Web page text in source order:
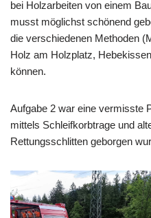
bei Holzarbeiten von einem
musst möglichst schönend
die verschiedenen Methoden
Holz am Holzplatz,
können.
Aufgabe 2 war eine vermisste
mittels Schleifkorbtrage und
Rettungsschlitten geborgen